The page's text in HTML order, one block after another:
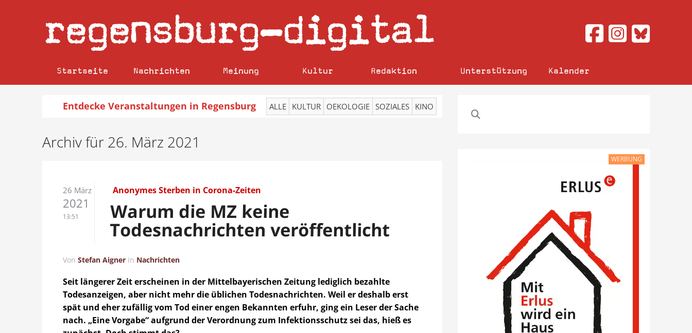
regensburg–digital
Startseite Nachrichten Meinung Kultur Redaktion Unterstützung Kalender
Entdecke Veranstaltungen in Regensburg ALLE KULTUR OEKOLOGIE SOZIALES KINO
Archiv für 26. März 2021
26 März
2021
13:51
Anonymes Sterben in Corona-Zeiten
Warum die MZ keine
Todesnachrichten veröffentlicht
Von Stefan Aigner in Nachrichten
Seit längerer Zeit erscheinen in der Mittelbayerischen Zeitung lediglich bezahlte
Todesanzeigen, aber nicht mehr die üblichen Todesnachrichten. Weil er deshalb erst
spät und eher zufällig vom Tod einer engen Bekannten erfuhr, ging ein Leser der Sache
nach. „Eine Vorgabe“ aufgrund der Verordnung zum Infektionsschutz sei das, hieß es
WERBUNG